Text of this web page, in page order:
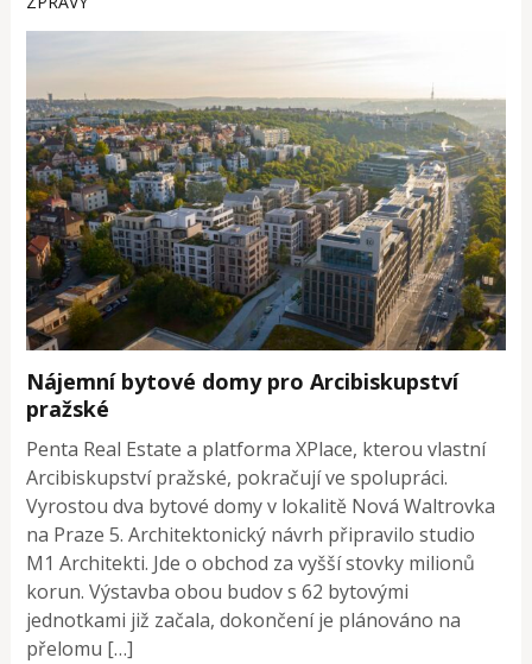
Nájemní bytové domy pro Arcibiskupství
pražské
Penta Real Estate a platforma XPlace, kterou vlastní
Arcibiskupství pražské, pokračují ve spolupráci.
Vyrostou dva bytové domy v lokalitě Nová Waltrovka
na Praze 5. Architektonický návrh připravilo studio
M1 Architekti. Jde o obchod za vyšší stovky milionů
korun. Výstavba obou budov s 62 bytovými
jednotkami již začala, dokončení je plánováno na
přelomu […]